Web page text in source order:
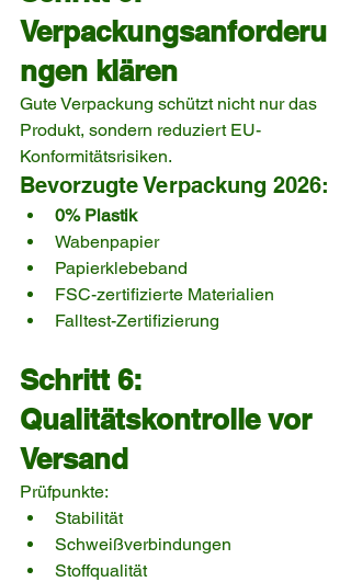
Verpackungsanforderu
ngen klären
Gute Verpackung schützt nicht nur das
Produkt, sondern reduziert EU-
Konformitätsrisiken.
Bevorzugte Verpackung 2026:
0% Plastik
Wabenpapier
Papierklebeband
FSC-zertifizierte Materialien
Falltest-Zertifizierung
Schritt 6:
Qualitätskontrolle vor
Versand
Prüfpunkte:
Stabilität
Schweißverbindungen
Stoffqualität